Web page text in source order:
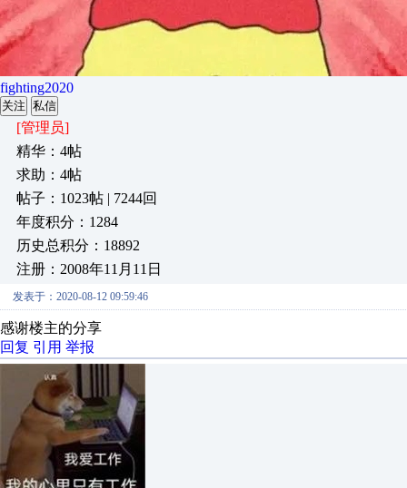
fighting2020
关注 私信
[管理员]
精华：4帖
求助：4帖
帖子：1023帖 | 7244回
年度积分：1284
历史总积分：18892
注册：2008年11月11日
发表于：2020-08-12 09:59:46
感谢楼主的分享
回复 引用 举报